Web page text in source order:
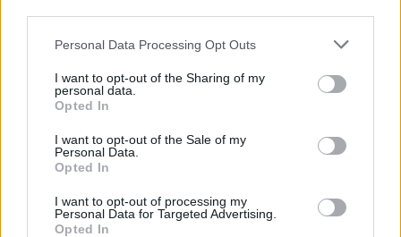
Personal Data Processing Opt Outs
I want to opt-out of the Sharing of my
personal data.
Opted In
I want to opt-out of the Sale of my
Personal Data.
Opted In
I want to opt-out of processing my
Personal Data for Targeted Advertising.
Opted In